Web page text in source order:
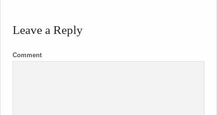
Leave a Reply
Comment